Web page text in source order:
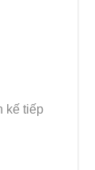
kế tiếp